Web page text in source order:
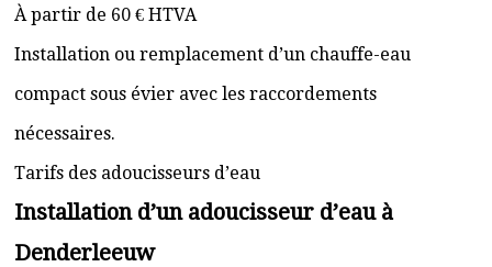
À partir de 60 € HTVA
Installation ou remplacement d’un chauffe-eau
compact sous évier avec les raccordements
nécessaires.
Tarifs des adoucisseurs d’eau
Installation d’un adoucisseur d’eau à
Denderleeuw